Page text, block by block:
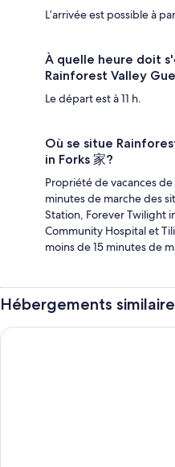
L’arrivée est possible à
À quelle heure doit
Rainforest Valley
Le départ est à 11 h.
Où se situe
in Forks 家?
Propriété de vacances
minutes de marche des
Station, Forever Twilight
Community Hospital et
moins de 15 minutes de
Hébergements
Olympic Suites Inn